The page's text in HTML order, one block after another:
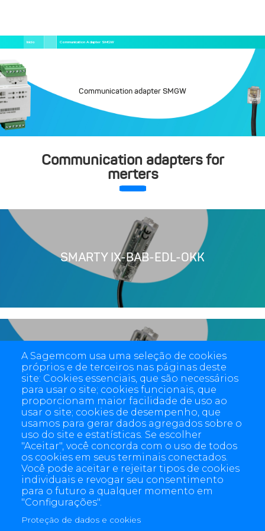
para
conteúdo
principal
de
navegação
Início Communication Adapter SMGW
Communication adapter SMGW
Communication adapters for
merters
SMARTY IX-BAB-EDL-OKK
SMARTY ix-OKK-BZ
A Sagemcom usa uma seleção de cookies
próprios e de terceiros nas páginas deste
site: Cookies essenciais, que são necessários
para usar o site; cookies funcionais, que
proporcionam maior facilidade de uso ao
usar o site; cookies de desempenho, que
usamos para gerar dados agregados sobre o
uso do site e estatísticas. Se escolher
"Aceitar", você concorda com o uso de todos
os cookies em seus terminais conectados.
Você pode aceitar e rejeitar tipos de cookies
individuais e revogar seu consentimento
para o futuro a qualquer momento em
"Configurações".
Proteção de dados e cookies
4 allée des Messageries, 92270 Bois-Colombes, France